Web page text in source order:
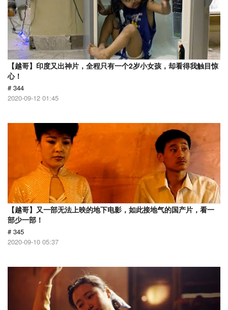
【越哥】印度又出神片，全程只有一个2岁小女孩，却看得我触目惊
心！
# 344
2020-09-12 01:45
【越哥】又一部无法上映的地下电影，如此接地气的国产片，看一
部少一部！
# 345
2020-09-10 05:37